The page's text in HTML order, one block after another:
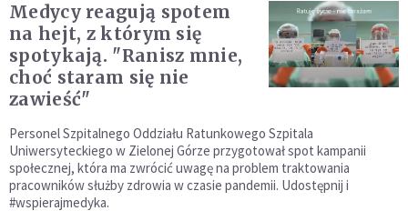
Medycy reagują spotem
na hejt, z którym się
spotykają. "Ranisz mnie,
choć staram się nie
zawieść"
Personel Szpitalnego Oddziału Ratunkowego Szpitala
Uniwersyteckiego w Zielonej Górze przygotował spot kampanii
społecznej, która ma zwrócić uwagę na problem traktowania
pracowników służby zdrowia w czasie pandemii. Udostępnij i
#wspierajmedyka.